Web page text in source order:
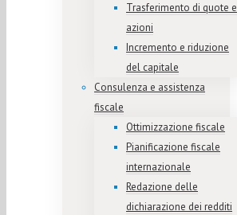
Trasferimento di quote e
azioni
Incremento e riduzione
del capitale
Consulenza e assistenza
fiscale
Ottimizzazione fiscale
Pianificazione fiscale
internazionale
Redazione delle
dichiarazione dei redditi